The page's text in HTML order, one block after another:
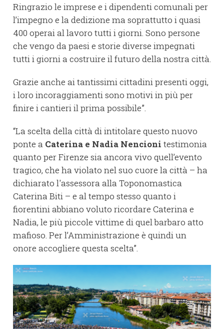
Ringrazio le imprese e i dipendenti comunali per
l’impegno e la dedizione ma soprattutto i quasi
400 operai al lavoro tutti i giorni. Sono persone
che vengo da paesi e storie diverse impegnati
tutti i giorni a costruire il futuro della nostra città.
Grazie anche ai tantissimi cittadini presenti oggi,
i loro incoraggiamenti sono motivi in più per
finire i cantieri il prima possibile”.
“La scelta della città di intitolare questo nuovo
ponte a Caterina e Nadia Nencioni testimonia
quanto per Firenze sia ancora vivo quell’evento
tragico, che ha violato nel suo cuore la città – ha
dichiarato l'assessora alla Toponomastica
Caterina Biti – e al tempo stesso quanto i
fiorentini abbiano voluto ricordare Caterina e
Nadia, le più piccole vittime di quel barbaro atto
mafioso. Per l’Amministrazione è quindi un
onore accogliere questa scelta”.